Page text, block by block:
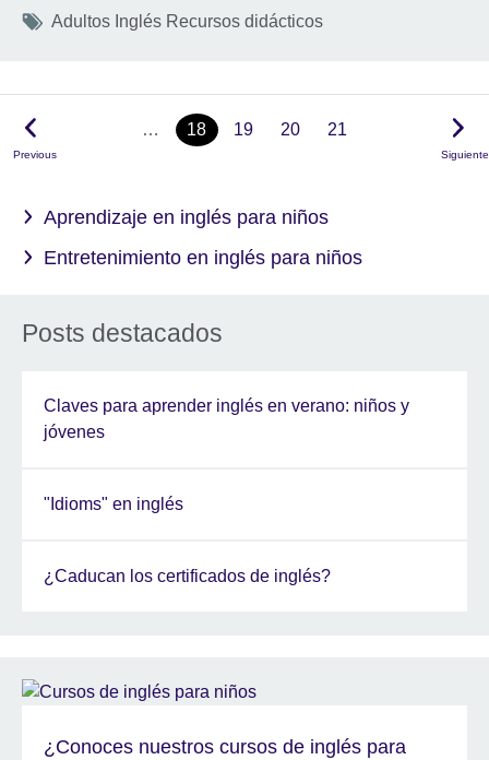
Tags
Adultos Inglés Recursos didácticos
Previous
… 18 19 20 21
Siguiente
Aprendizaje en inglés para niños
Entretenimiento en inglés para niños
Posts destacados
Claves para aprender inglés en verano: niños y
jóvenes
"Idioms" en inglés
¿Caducan los certificados de inglés?
¿Conoces nuestros cursos de inglés para